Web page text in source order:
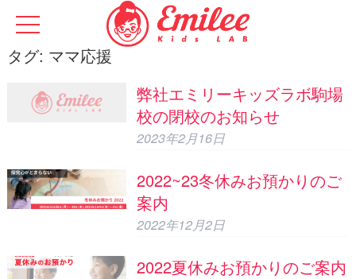
タグ: ママ応援
弊社エミリーキッズラボ駒場
校の閉校のお知らせ
2023年2月16日
2022~23冬休みお預かりのご
案内
2022年12月2日
2022夏休みお預かりのご案内